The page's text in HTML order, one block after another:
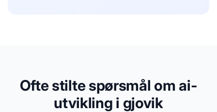
Ofte stilte spørsmål om ai-
utvikling i gjovik